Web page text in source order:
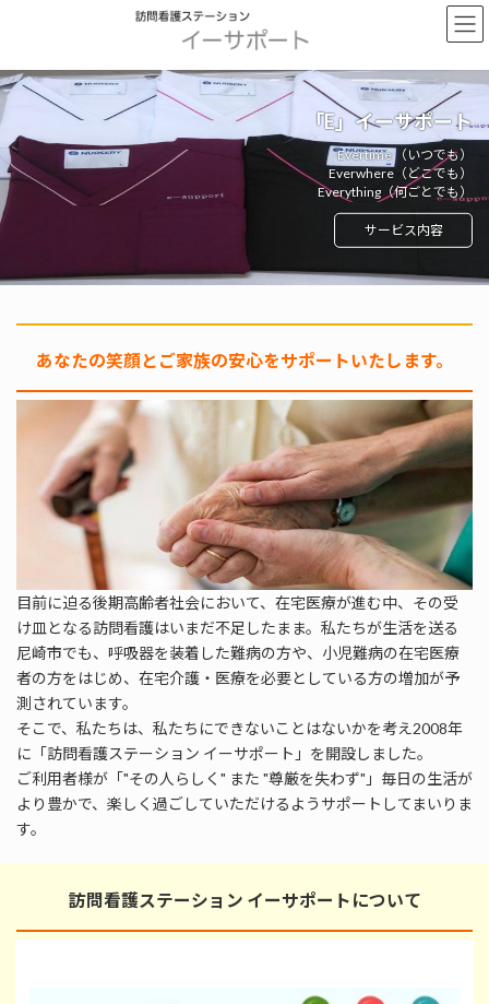
ン
ツ
へ
ス
キ
ッ
プ
ー
シ
ョ
ン
に
移
動
「E」イーサポート
Evertime （いつでも）
Everwhere（どこでも）
Everything（何ごとでも）
サービス内容
あなたの笑顔とご家族の安心をサポートいたします。
目前に迫る後期高齢者社会において、在宅医療が進む中、その受
け皿となる訪問看護はいまだ不足したまま。私たちが生活を送る
尼崎市でも、呼吸器を装着した難病の方や、小児難病の在宅医療
者の方をはじめ、在宅介護・医療を必要としている方の増加が予
測されています。
そこで、私たちは、私たちにできないことはないかを考え2008年
に「訪問看護ステーション イーサポート」を開設しました。
ご利用者様が「"その人らしく" また "尊厳を失わず"」毎日の生活が
より豊かで、楽しく過ごしていただけるようサポートしてまいりま
す。
訪問看護ステーション イーサポートについて